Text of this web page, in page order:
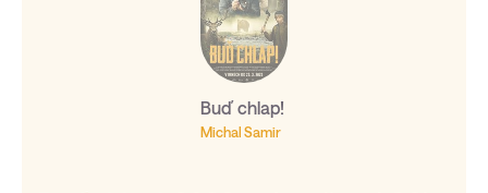
Buď chlap!
Michal Samir